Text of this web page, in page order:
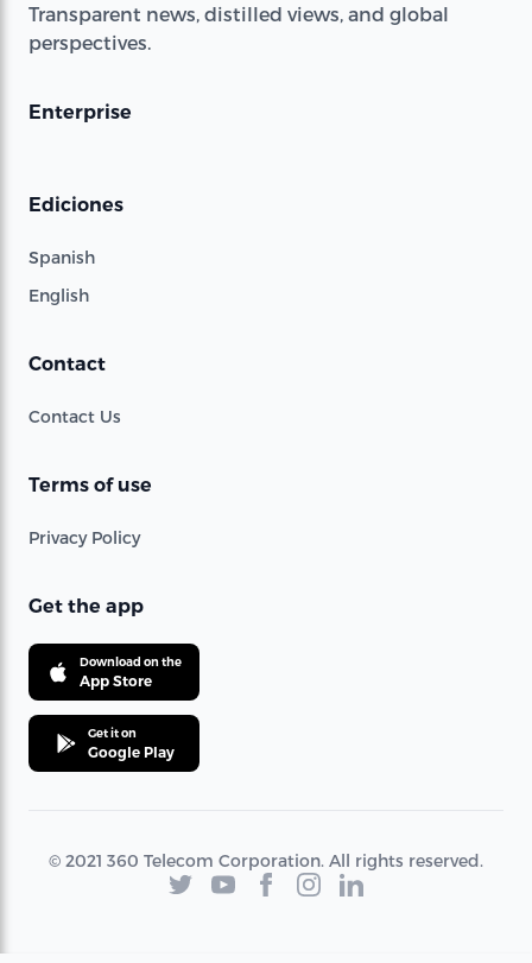
Transparent news, distilled views, and global
perspectives.
Enterprise
Ediciones
Spanish
English
Contact
Contact Us
Terms of use
Privacy Policy
Get the app
Download on the
App Store
Get it on
Google Play
© 2021 360 Telecom Corporation. All rights reserved.